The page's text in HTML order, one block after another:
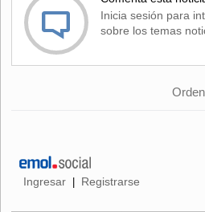
Inicia sesión para
sobre los temas
Ingresar | Registrarse